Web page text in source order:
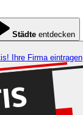
Städte entdecken
Ihre Firma eintragen